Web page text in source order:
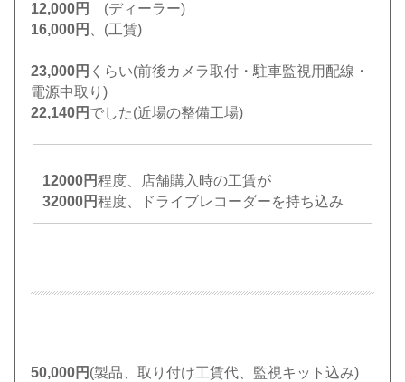
12,000円
(ディーラー)
16,000円
、(工賃)
23,000円 くらい(前後カメラ取付・駐車監視用配線・
電源中取り)
22,140円 でした(近場の整備工場)
12000円程度、店舗購入時の工賃が
32000円程度、ドライブレコーダーを持ち込み
50,000円 (製品、取り付け工賃代、監視キット込み)